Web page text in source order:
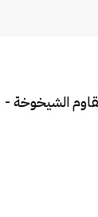
الشيخوخة -